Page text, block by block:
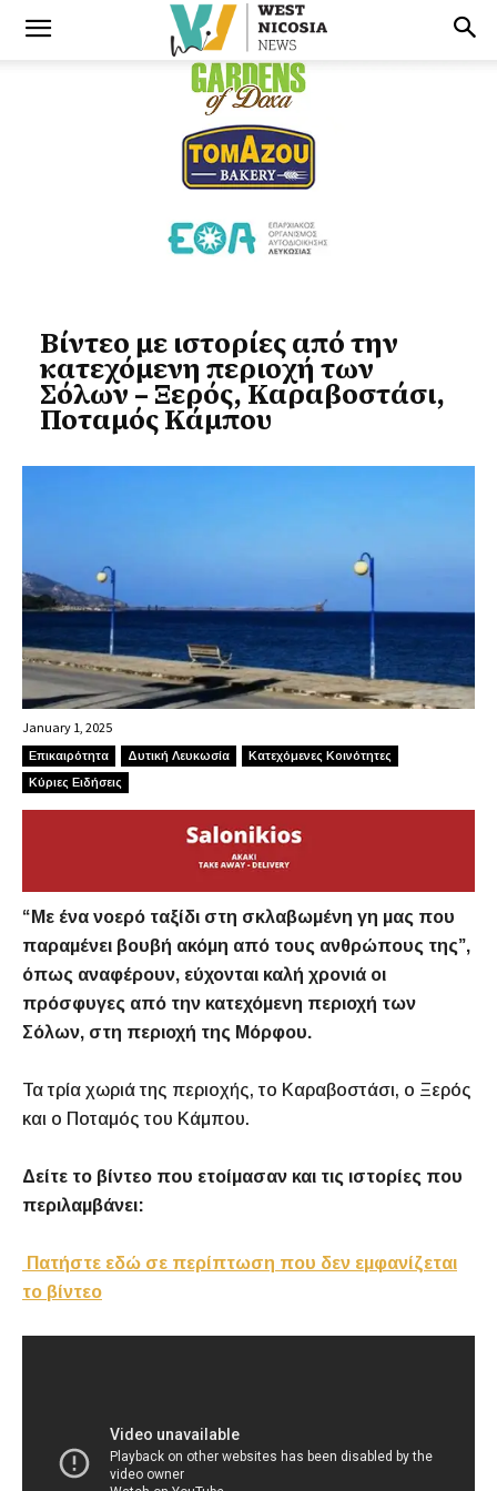
Βίντεο με ιστορίες από την
κατεχόμενη περιοχή των
Σόλων – Ξερός, Καραβοστάσι,
Ποταμός Κάμπου
January 1, 2025
Επικαιρότητα Δυτική Λευκωσία
Κατεχόμενες Κοινότητες
Κύριες Ειδήσεις
“Με ένα νοερό ταξίδι στη σκλαβωμένη γη μας που
παραμένει βουβή ακόμη από τους ανθρώπους της”,
όπως αναφέρουν, εύχονται καλή χρονιά οι
πρόσφυγες από την κατεχόμενη περιοχή των
Σόλων, στη περιοχή της Μόρφου.
Τα τρία χωριά της περιοχής, το Καραβοστάσι, ο Ξερός
και ο Ποταμός του Κάμπου.
Δείτε το βίντεο που ετοίμασαν και τις ιστορίες που
περιλαμβάνει:
Πατήστε εδώ σε περίπτωση που δεν εμφανίζεται
το βίντεο